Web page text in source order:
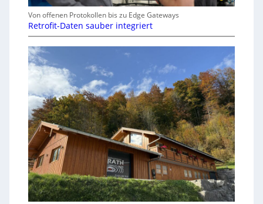
Von offenen Protokollen bis zu Edge Gateways
Retrofit-Daten sauber integriert